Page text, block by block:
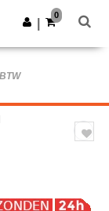
Download app
0